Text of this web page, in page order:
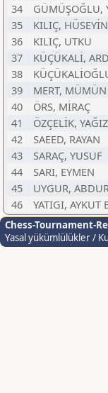
34
GÜMÜŞOĞLU,
35
KILIÇ, HÜSEYİN
36
KILIÇ, UTKU
37
KÜÇÜKALİ,
38
39
MERT,
40
ÖRS, MİRAÇ
41
ÖZÇELİK,
42
SAEED, RAYAN
43
SARAÇ, YUSUF
44
SARI, EYMEN
45
UYGUR,
46
YATIGI, AYKUT
Chess-Tournament-
Yasal yükümlülükler /